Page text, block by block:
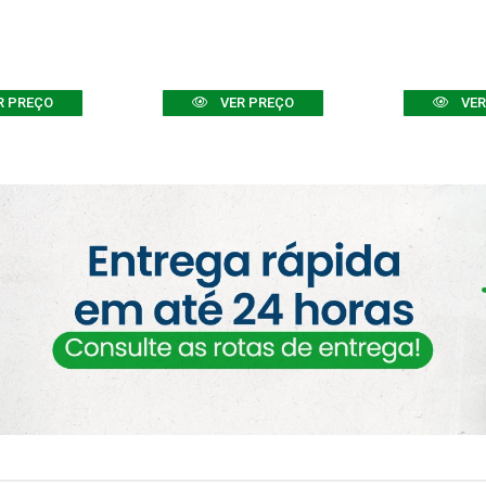
PREÇO VER PREÇO